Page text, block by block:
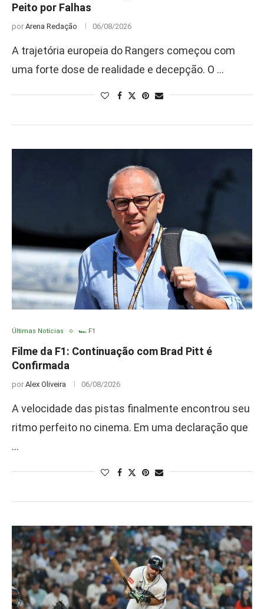
Peito por Falhas
por Arena Redação 06/08/2026
A trajetória europeia do Rangers começou com
uma forte dose de realidade e decepção. O …
Últimas Notícias 🏎️ F1
Filme da F1: Continuação com Brad Pitt é
Confirmada
por Alex Oliveira 06/08/2026
A velocidade das pistas finalmente encontrou seu
ritmo perfeito no cinema. Em uma declaração que
…